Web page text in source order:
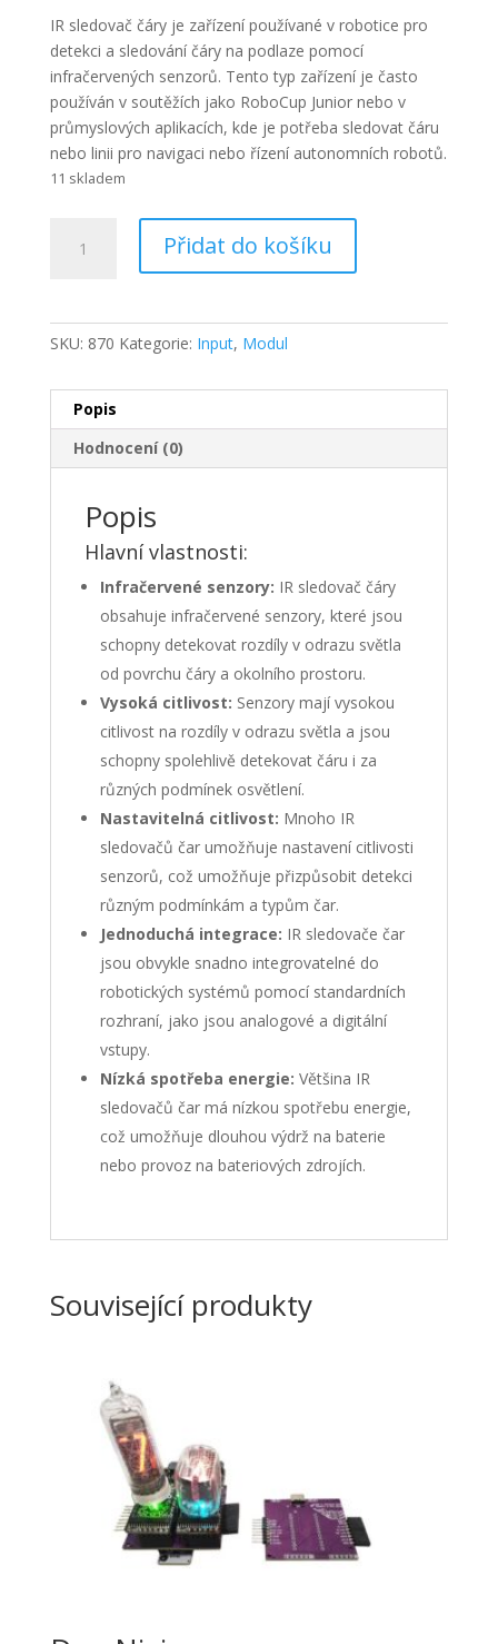
IR sledovač čáry je zařízení používané v robotice pro
detekci a sledování čáry na podlaze pomocí
infračervených senzorů. Tento typ zařízení je často
používán v soutěžích jako RoboCup Junior nebo v
průmyslových aplikacích, kde je potřeba sledovat čáru
nebo linii pro navigaci nebo řízení autonomních robotů.
11 skladem
sledovač
Přidat do košíku
SKU: 870 Kategorie: Input, Modul
Popis
Hodnocení (0)
Popis
Hlavní vlastnosti:
Infračervené senzory: IR sledovač čáry
obsahuje infračervené senzory, které jsou
schopny detekovat rozdíly v odrazu světla
od povrchu čáry a okolního prostoru.
Vysoká citlivost: Senzory mají vysokou
citlivost na rozdíly v odrazu světla a jsou
schopny spolehlivě detekovat čáru i za
různých podmínek osvětlení.
Nastavitelná citlivost: Mnoho IR
sledovačů čar umožňuje nastavení citlivosti
senzorů, což umožňuje přizpůsobit detekci
různým podmínkám a typům čar.
Jednoduchá integrace: IR sledovače čar
jsou obvykle snadno integrovatelné do
robotických systémů pomocí standardních
rozhraní, jako jsou analogové a digitální
vstupy.
Nízká spotřeba energie: Většina IR
sledovačů čar má nízkou spotřebu energie,
což umožňuje dlouhou výdrž na baterie
nebo provoz na bateriových zdrojích.
Související produkty